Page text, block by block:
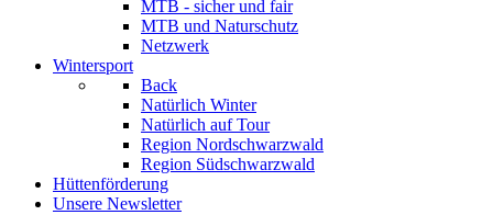
MTB - sicher und fair
MTB und Naturschutz
Netzwerk
Wintersport
Back
Natürlich Winter
Natürlich auf Tour
Region Nordschwarzwald
Region Südschwarzwald
Hüttenförderung
Unsere Newsletter